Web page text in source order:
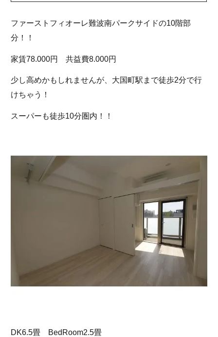
ファーストフィオーレ難波南パークサイドの10階部
分！！
家賃78.000円 共益費8.000円
少し高めかもしれませんが、大国町駅まで徒歩2分で行
けちゃう！
スーパーも徒歩10分圏内！！
DK6.5畳 BedRoom2.5畳